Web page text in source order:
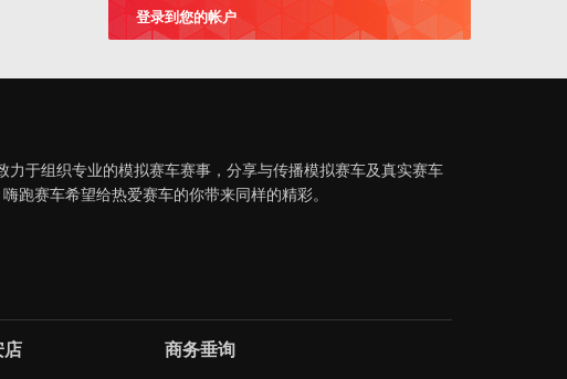
登录到您的帐户
于组织专业的模拟赛车赛事，分享与传播模拟赛车及真实赛车
跑赛车希望给热爱赛车的你带来同样的精彩。
店 商务垂询